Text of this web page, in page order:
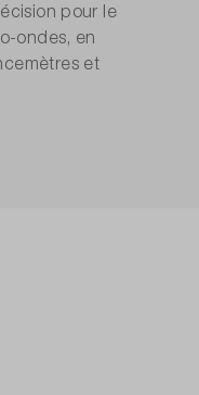
pour le
ondes, en
et